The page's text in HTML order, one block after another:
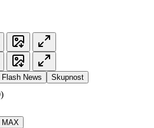
Flash News Skupnost
MAX